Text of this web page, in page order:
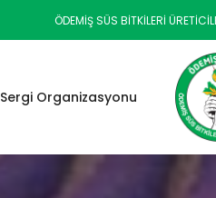
ÖDEMIŞ SÜS BITKILERI
Sergi Organizasyonu